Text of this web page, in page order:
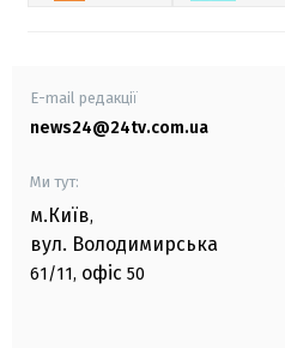
E-mail редакції
news24@24tv.com.ua
Ми тут:
м.Київ,
вул. Володимирська
61/11, офіс 50